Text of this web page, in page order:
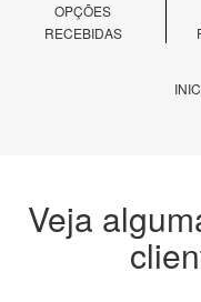
OPÇÕES
RECEBIDAS
Veja